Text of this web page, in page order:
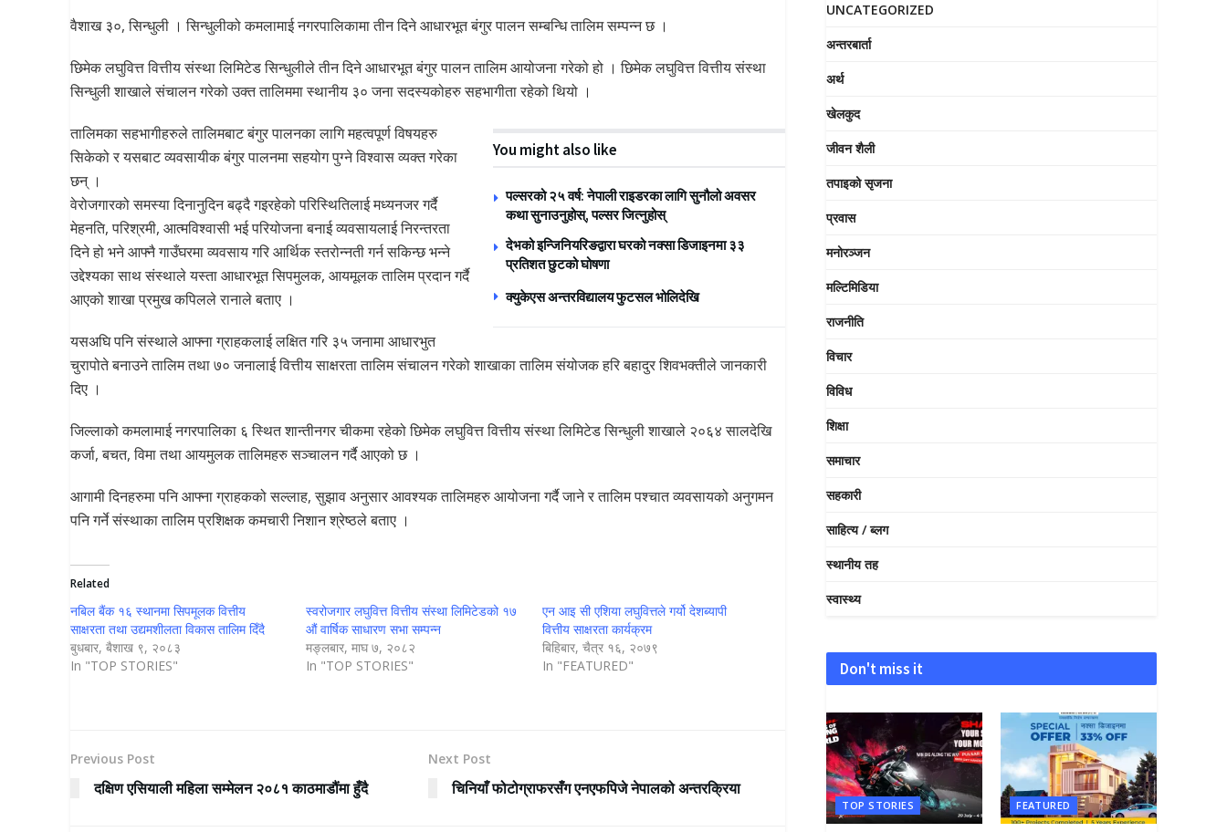
वैशाख ३०, सिन्धुली । सिन्धुलीको कमलामाई नगरपालिकामा तीन दिने आधारभूत बंगुर पालन सम्बन्धि तालिम सम्पन्न छ ।
छिमेक लघुवित्त वित्तीय संस्था लिमिटेड सिन्धुलीले तीन दिने आधारभूत बंगुर पालन तालिम आयोजना गरेको हो । छिमेक लघुवित्त वित्तीय संस्था
सिन्धुली शाखाले संचालन गरेको उक्त तालिममा स्थानीय ३० जना सदस्यकोहरु सहभागीता रहेको थियो ।
You might also like
पल्सरको २५ वर्ष: नेपाली राइडरका लागि सुनौलो अवसर
कथा सुनाउनुहोस्, पल्सर जित्नुहोस्
देभको इन्जिनियरिङद्वारा घरको नक्सा डिजाइनमा ३३
प्रतिशत छुटको घोषणा
क्युकेएस अन्तरविद्यालय फुटसल भोलिदेखि
तालिमका सहभागीहरुले तालिमबाट बंगुर पालनका लागि महत्वपूर्ण विषयहरु
सिकेको र यसबाट व्यवसायीक बंगुर पालनमा सहयोग पुग्ने विश्वास व्यक्त गरेका
छन् ।
वेरोजगारको समस्या दिनानुदिन बढ्दै गइरहेको परिस्थितिलाई मध्यनजर गर्दै
मेहनति, परिश्रमी, आत्मविश्वासी भई परियोजना बनाई व्यवसायलाई निरन्तरता
दिने हो भने आफ्नै गाउँघरमा व्यवसाय गरि आर्थिक स्तरोन्नती गर्न सकिन्छ भन्ने
उद्देश्यका साथ संस्थाले यस्ता आधारभूत सिपमुलक, आयमूलक तालिम प्रदान गर्दै
आएको शाखा प्रमुख कपिलले रानाले बताए ।
यसअघि पनि संस्थाले आफ्ना ग्राहकलाई लक्षित गरि ३५ जनामा आधारभुत
चुरापोते बनाउने तालिम तथा ७० जनालाई वित्तीय साक्षरता तालिम संचालन गरेको शाखाका तालिम संयोजक हरि बहादुर शिवभक्तीले जानकारी
दिए ।
जिल्लाको कमलामाई नगरपालिका ६ स्थित शान्तीनगर चीकमा रहेको छिमेक लघुवित्त वित्तीय संस्था लिमिटेड सिन्धुली शाखाले २०६४ सालदेखि
कर्जा, बचत, विमा तथा आयमुलक तालिमहरु सञ्चालन गर्दै आएको छ ।
आगामी दिनहरुमा पनि आफ्ना ग्राहकको सल्लाह, सुझाव अनुसार आवश्यक तालिमहरु आयोजना गर्दै जाने र तालिम पश्चात व्यवसायको अनुगमन
पनि गर्ने संस्थाका तालिम प्रशिक्षक कमचारी निशान श्रेष्ठले बताए ।
Related
नबिल बैंक १६ स्थानमा सिपमूलक वित्तीय
साक्षरता तथा उद्यमशीलता विकास तालिम दिँदै
बुधबार, बैशाख ९, २०८३
In "TOP STORIES"
स्वरोजगार लघुवित्त वित्तीय संस्था लिमिटेडको १७
औं वार्षिक साधारण सभा सम्पन्न
मङ्लबार, माघ ७, २०८२
In "TOP STORIES"
एन आइ सी एशिया लघुवित्तले गर्यो देशब्यापी
वित्तीय साक्षरता कार्यक्रम
बिहिबार, चैत्र १६, २०७९
In "FEATURED"
Previous Post
दक्षिण एसियाली महिला सम्मेलन २०८१ काठमाडौंमा हुँदै
Next Post
चिनियाँ फोटोग्राफरसँग एनएफपिजे नेपालको अन्तरक्रिया
UNCATEGORIZED
अन्तरबार्ता
अर्थ
खेलकुद
जीवन शैली
तपाइको सृजना
प्रवास
मनोरञ्जन
मल्टिमिडिया
राजनीति
विचार
विविध
शिक्षा
समाचार
सहकारी
साहित्य / ब्लग
स्थानीय तह
स्वास्थ्य
Don't miss it
TOP STORIES FEATURED